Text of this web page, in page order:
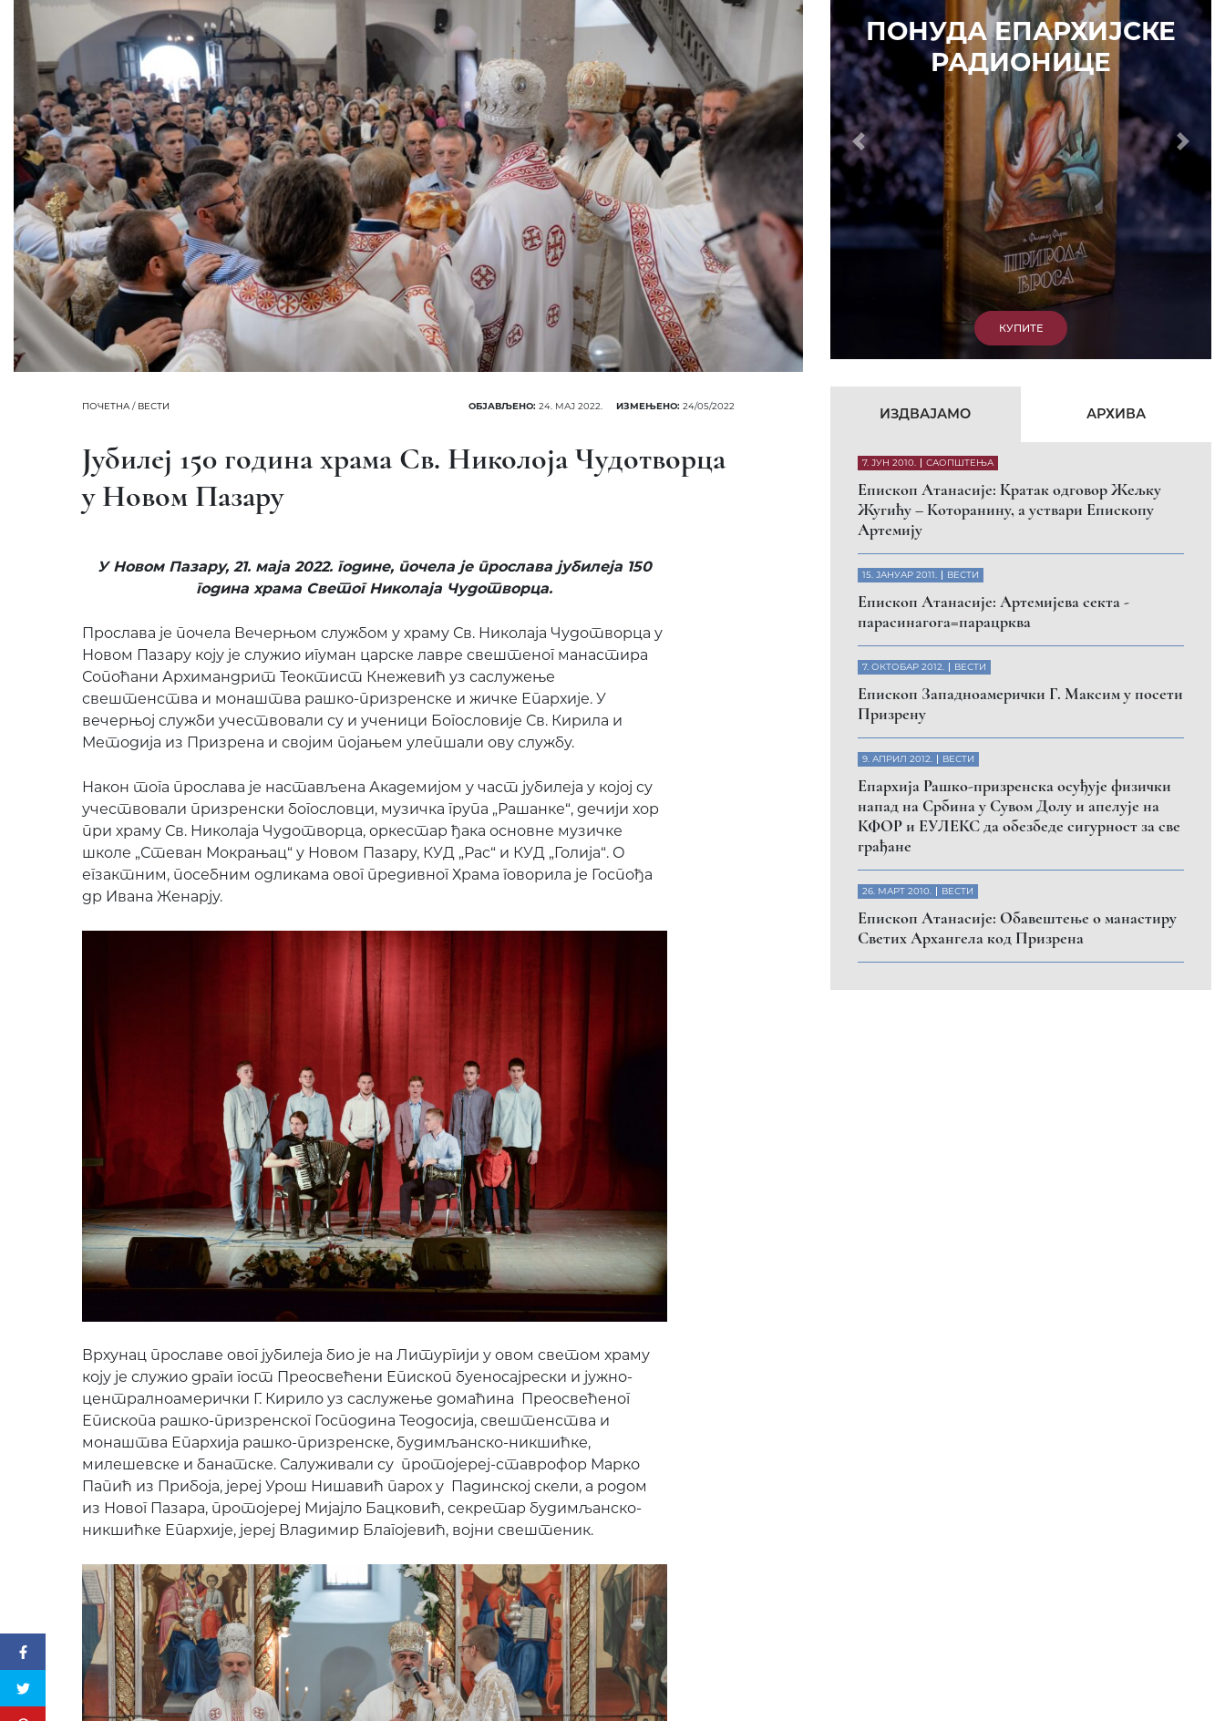
ПОЧЕТНА/ ВЕСТИ ОБЈАВЉЕНО: 24. МАЈ 2022. ИЗМЕЊЕНО: 24/05/2022
Јубилеј 150 година храма Св. Николоја Чудотворца
у Новом Пазару
У Новом Пазару, 21. маја 2022. године, почела је прослава јубилеја 150
година храма Светог Николаја Чудотворца.
Прослава је почела Вечерњом службом у храму Св. Николаја Чудотворца у
Новом Пазару коју је служио игуман царске лавре свештеног манастира
Сопоћани Архимандрит Теоктист Кнежевић уз саслужење
свештенства и монаштва рашко-призренске и жичке Епархије. У
вечерњој служби учествовали су и ученици Богословије Св. Кирила и
Методија из Призрена и својим појањем улепшали ову службу.
Након тога прослава је настављена Академијом у част јубилеја у којој су
учествовали призренски богословци, музичка група „Рашанке“, дечији хор
при храму Св. Николаја Чудотворца, оркестар ђака основне музичке
школе „Стеван Мокрањац“ у Новом Пазару, КУД „Рас“ и КУД „Голија“. О
егзактним, посебним одликама овог предивног Храма говорила је Госпођа
др Ивана Женарју.
Врхунац прославе овог јубилеја био је на Литургији у овом светом храму
коју је служио драги гост Преосвећени Епископ буеносајрески и јужно-
централноамерички Г. Кирило уз саслужење домаћина Преосвећеног
Епископа рашко-призренског Господина Теодосија, свештенства и
монаштва Епархија рашко-призренске, будимљанско-никшићке,
милешевске и банатске. Салуживали су протојереј-ставрофор Марко
Папић из Прибоја, јереј Урош Нишавић парох у Падинској скели, а родом
из Новог Пазара, протојереј Мијајло Бацковић, секретар будимљанско-
никшићке Епархије, јереј Владимир Благојевић, војни свештеник.
КУПИТЕ
7. ЈУН 2010. САОПШТЕЊА
Eпископ Атанасије: Кратак одговор Жељку
Жугићу – Которанину, а уствари Епископу
Артемију
15. ЈАНУАР 2011. ВЕСТИ
Eпископ Атанасије: Артемијева секта -
парасинагога=парацрква
ВЕСТИ
Eпископ Западноамерички Г. Максим у посети
напад на Србина у Сувом Долу и апелује на
КФОР и ЕУЛЕКС да обезбеде сигурност за све
Eпископ Атанасије: Обавештење о манастиру
Светих Архангела код Призрена